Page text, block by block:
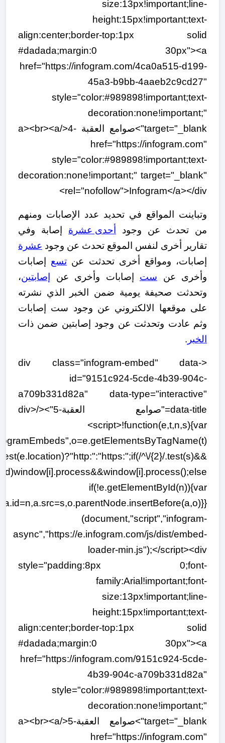
size:13px!important;line-
height:15px!important;text-
align:center;border-top:1px solid
#dadada;margin:0 30px"><a
href="https://infogram.com/4ca0a515-d199-
45a3-b9bb-4aaeb2c9cd27"
style="color:#989898!important;text-
decoration:none!important;"
target="_blank">صوامع العقبة -4</a><br><a
href="https://infogram.com"
style="color:#989898!important;text-
decoration:none!important;" target="_blank"
rel="nofollow">Infogram</a></div>
وتباينت المواقع في تحديد عدد الإصابات ومنهم
من تحدث عن وجود
أحدى عشر ة إصابة وفي
تقارير أخرى لنفس الموقع تحدث عن وجود عشرة
إصابات، ومواقع أخرى تحدثت عن تسع إصابات
وأخرى عن ست إصابات وأخرى عن إصابتين،
وتحدثت صحيفة يومية ضمن الخبر الذي نشرته
على موقعها الالكتروني عن وجود ست إصابات
وثم عادت وتحدثت عن وجود إصابتين ضمن ذات
الخبر .
<div class="infogram-embed" data-
id="9151c924-5cde-4b39-904c-
a709b331d82a" data-type="interactive"
data-title="صوامع العقبة-5"></div>
<script>!function(e,t,n,s){var
^\/{2}/.test(s)&&
if(!e.getElementById(n)){var
(document,"script","infogram-
async","https://e.infogram.com/js/dist/embed-
loader-min.js");</script><div
style="padding:8px 0;font-
family:Arial!important;font-
size:13px!important;line-
height:15px!important;text-
align:center;border-top:1px solid
#dadada;margin:0 30px"><a
href="https://infogram.com/9151c924-5cde-
4b39-904c-a709b331d82a"
style="color:#989898!important;text-
decoration:none!important;"
target="_blank">صوامع العقبة-5</a><br><a
href="https://infogram.com"